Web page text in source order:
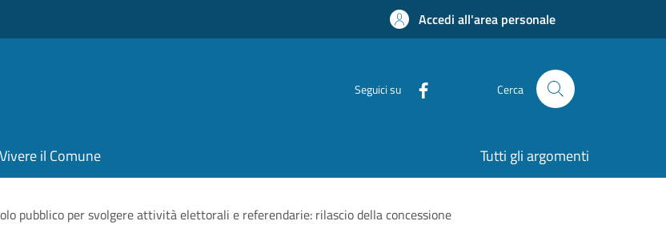
Accedi all'area personale
Seguici su Cerca
Vivere il Comune Tutti gli argomenti
pubblico per svolgere attività elettorali e referendarie: rilascio della concessione